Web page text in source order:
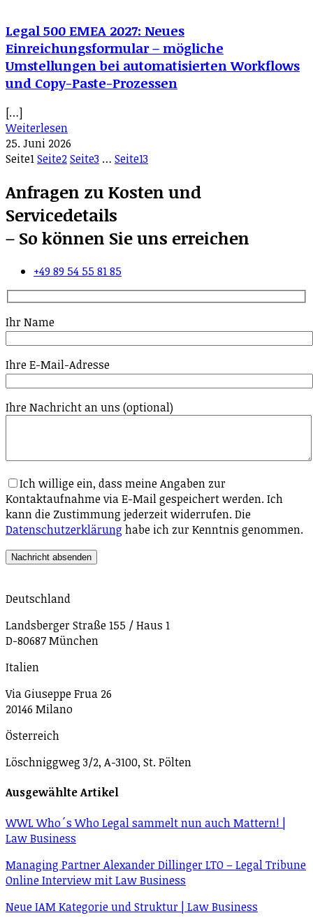
Legal 500 EMEA 2027: Neues
Einreichungsformular – mögliche
Umstellungen bei automatisierten Workflows
und Copy-Paste-Prozessen
[…]
Weiterlesen
25. Juni 2026
Seite1Seite2Seite3 … Seite13
Anfragen zu Kosten und
Servicedetails
– So können Sie uns erreichen
+49 89 54 55 81 85
Ihr Name
Ihre E-Mail-Adresse
Ihre Nachricht an uns (optional)
Ich willige ein, dass meine Angaben zur
Kontaktaufnahme via E-Mail gespeichert werden. Ich
kann die Zustimmung jederzeit widerrufen. Die
Datenschutzerklärung habe ich zur Kenntnis genommen.
Deutschland
Landsberger Straße 155 / Haus 1
D-80687 München
Italien
Via Giuseppe Frua 26
20146 Milano
Österreich
Löschniggweg 3/2, A-3100, St. Pölten
Ausgewählte Artikel
WWL Who´s Who Legal sammelt nun auch Mattern! |
Law Business
Managing Partner Alexander Dillinger LTO – Legal Tribune
Online Interview mit Law Business
Neue IAM Kategorie und Struktur | Law Business